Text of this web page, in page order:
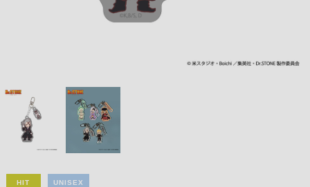
HIT UNISEX